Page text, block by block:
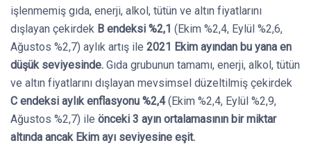
işlenmemiş gıda, enerji, alkol, tütün ve altın fiyatlarını
dışlayan çekirdek B endeksi %2,1 (Ekim %2,4, Eylül %2,6,
Ağustos %2,7) aylık artış ile 2021 Ekim ayından bu yana en
düşük seviyesinde. Gıda grubunun tamamı, enerji, alkol, tütün
ve altın fiyatlarını dışlayan mevsimsel düzeltilmiş çekirdek
C endeksi aylık enflasyonu %2,4(Ekim %2,4, Eylül %2,9,
Ağustos %2,7) ile önceki 3 ayın ortalamasının bir miktar
altında ancak Ekim ayı seviyesine eşit.